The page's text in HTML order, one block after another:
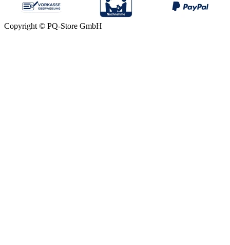
Copyright © PQ-Store GmbH